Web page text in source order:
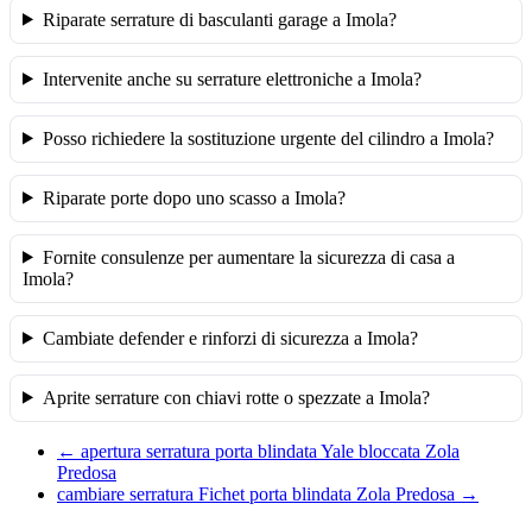
Riparate serrature di basculanti garage a Imola?
Intervenite anche su serrature elettroniche a Imola?
Posso richiedere la sostituzione urgente del cilindro a Imola?
Riparate porte dopo uno scasso a Imola?
Fornite consulenze per aumentare la sicurezza di casa a
Imola?
Cambiate defender e rinforzi di sicurezza a Imola?
Aprite serrature con chiavi rotte o spezzate a Imola?
← apertura serratura porta blindata Yale bloccata Zola
Predosa
cambiare serratura Fichet porta blindata Zola Predosa →